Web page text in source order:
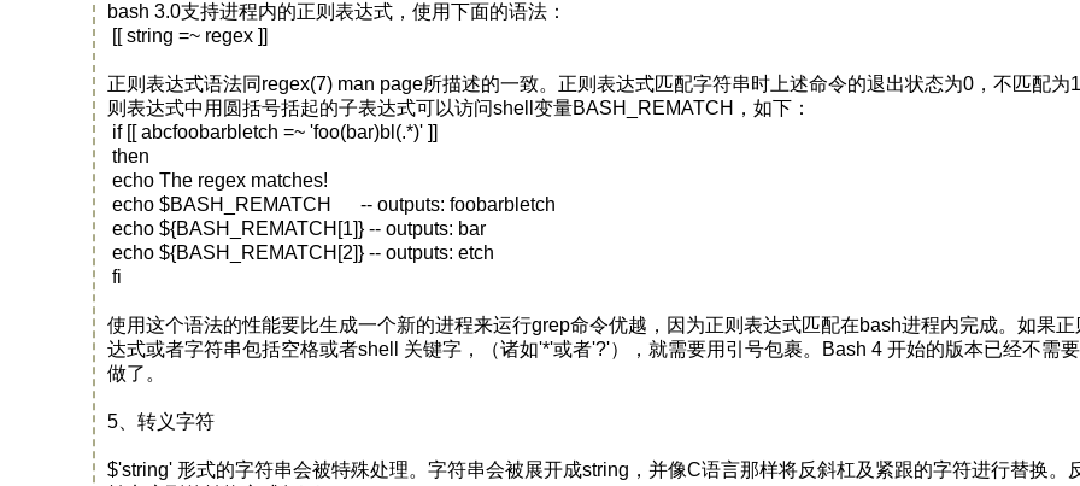
bash 3.0支持进程内的正则表达式，使用下面的语法：
[[ string =~ regex ]]
正则表达式语法同regex(7) man page所描述的一致。正则表达式匹配字符串时上述命令的退出状态为0，不匹配为
则表达式中用圆括号括起的子表达式可以访问shell变量BASH_REMATCH，如下：
if [[ abcfoobarbletch =~ 'foo(bar)bl(.*)' ]]
then
echo The regex matches!
echo $BASH_REMATCH -- outputs: foobarbletch
echo ${BASH_REMATCH[1]} -- outputs: bar
echo ${BASH_REMATCH[2]} -- outputs: etch
fi
使用这个语法的性能要比生成一个新的进程来运行grep命令优越，因为正则表达式匹配在bash进程内完成。如果正
达式或者字符串包括空格或者shell 关键字，（诸如'*'或者'?'），就需要用引号包裹。Bash 4 开始的版本已经不需
做了。
5、转义字符
$'string' 形式的字符串会被特殊处理。字符串会被展开成string，并像C语言那样将反斜杠及紧跟的字符进行替换。